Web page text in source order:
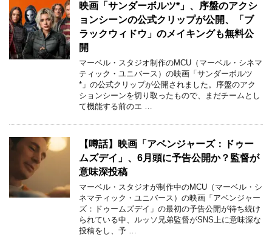
映画「サンダーボルツ*」、序盤のアクシ
ョンシーンの公式クリップが公開、「ブ
ラックウィドウ」のメイキングも無料公
開
マーベル・スタジオ制作のMCU（マーベル・シネマ
ティック・ユニバース）の映画「サンダーボルツ
*」の公式クリップが公開されました。序盤のアク
ションシーンを切り取ったもので、まだチームとし
て機能する前のエ …
【噂話】映画「アベンジャーズ：ドゥー
ムズデイ」、6月頭に予告公開か？監督が
意味深投稿
マーベル・スタジオが制作中のMCU（マーベル・シ
ネマティック・ユニバース）の映画「アベンジャー
ズ：ドゥームズデイ」の最初の予告公開が待ち続け
られている中、ルッソ兄弟監督がSNS上に意味深な
投稿をし、予 …